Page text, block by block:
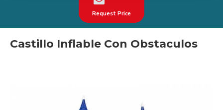
Request Price
Castillo Inflable Con Obstaculos